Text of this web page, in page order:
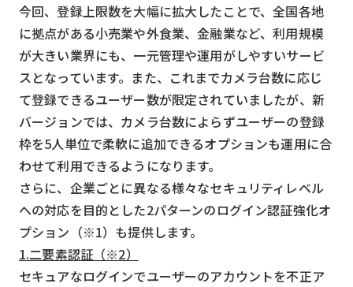
今回、登録上限数を大幅に拡大したことで、全国各地
に拠点がある小売業や外食業、金融業など、利用規模
が大きい業界にも、一元管理や運用がしやすいサービ
スとなっています。また、これまでカメラ台数に応じ
て登録できるユーザー数が限定されていましたが、新
バージョンでは、カメラ台数によらずユーザーの登録
枠を5人単位で柔軟に追加できるオプションも運用に合
わせて利用できるようになります。
さらに、企業ごとに異なる様々なセキュリティレベル
への対応を目的とした2パターンのログイン認証強化オ
プション（※1）も提供します。
1.二要素認証（※2）
セキュアなログインでユーザーのアカウントを不正ア